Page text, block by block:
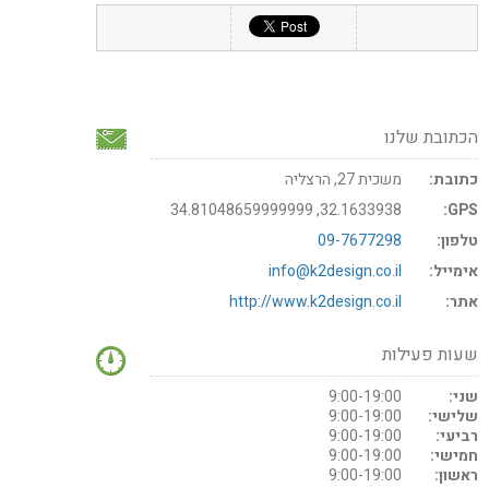
הכתובת שלנו
כתובת:
משכית 27, הרצליה
GPS:
32.1633938, 34.81048659999999
טלפון:
09-7677298
אימייל:
info@k2design.co.il
אתר:
http://www.k2design.co.il
שעות פעילות
שני:
9:00-19:00
שלישי:
9:00-19:00
רביעי:
9:00-19:00
חמישי:
9:00-19:00
ראשון:
9:00-19:00